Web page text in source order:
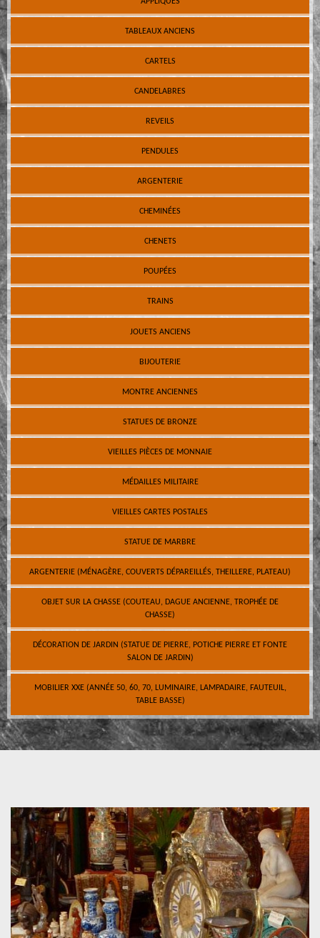
TABLEAUX ANCIENS
CARTELS
CANDELABRES
REVEILS
PENDULES
ARGENTERIE
CHEMINÉES
CHENETS
POUPÉES
TRAINS
JOUETS ANCIENS
BIJOUTERIE
MONTRE ANCIENNES
STATUES DE BRONZE
VIEILLES PIÈCES DE MONNAIE
MÉDAILLES MILITAIRE
VIEILLES CARTES POSTALES
STATUE DE MARBRE
ARGENTERIE (MÉNAGÈRE, COUVERTS DÉPAREILLÉS, THEILLERE, PLATEAU)
OBJET SUR LA CHASSE (COUTEAU, DAGUE ANCIENNE, TROPHÉE DE
CHASSE)
DÉCORATION DE JARDIN (STATUE DE PIERRE, POTICHE PIERRE ET FONTE
SALON DE JARDIN)
MOBILIER XXE (ANNÉE 50, 60, 70, LUMINAIRE, LAMPADAIRE, FAUTEUIL,
TABLE BASSE)